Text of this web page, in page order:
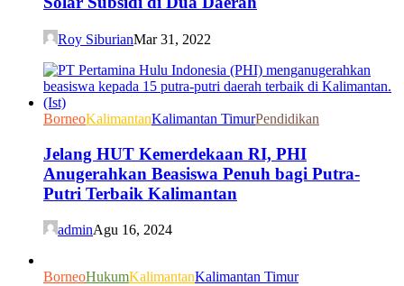
Roy SiburianMar 31, 2022
BorneoKalimantanKalimantan TimurPendidikan
Jelang HUT Kemerdekaan RI, PHI
Anugerahkan Beasiswa Penuh bagi Putra-
Putri Terbaik Kalimantan
adminAgu 16, 2024
BorneoHukumKalimantanKalimantan Timur